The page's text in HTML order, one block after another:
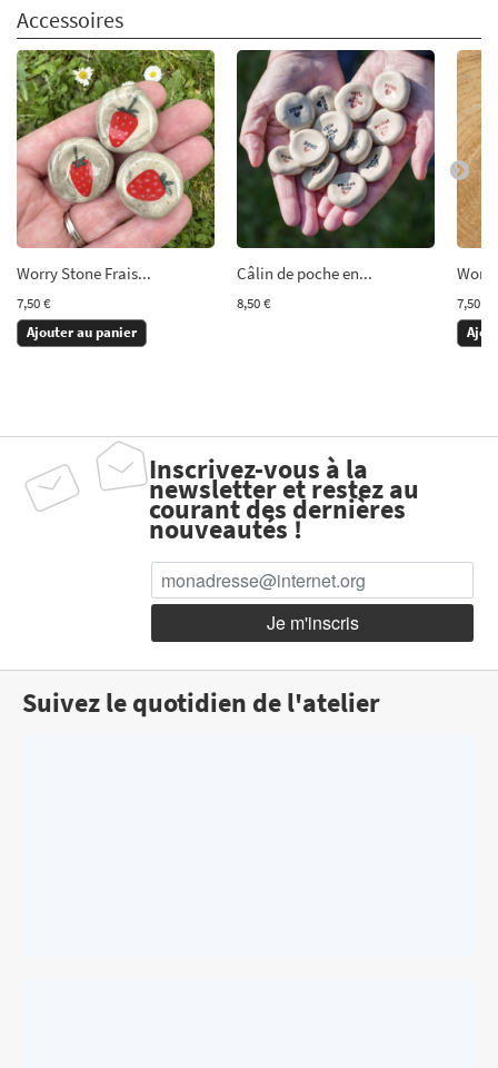
Accessoires
Worry Stone Frais...
7,50 €
Ajouter au panier
Câlin de poche en...
8,50 €
7,50 €
Inscrivez-vous à la
newsletter et restez au
courant des dernières
nouveautés !
Suivez le quotidien de l'atelier